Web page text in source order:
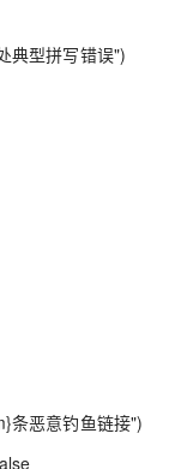
型拼写错误")
恶意钓鱼链接")